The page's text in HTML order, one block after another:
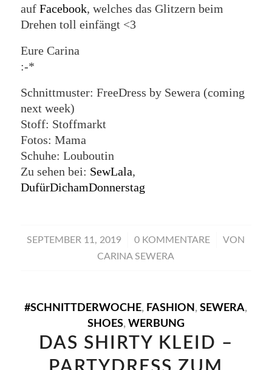
auf Facebook, welches das Glitzern beim
Drehen toll einfängt <3
Eure Carina
:-*
Schnittmuster: FreeDress by Sewera (coming
next week)
Stoff: Stoffmarkt
Fotos: Mama
Schuhe: Louboutin
Zu sehen bei: SewLala,
DufürDichamDonnerstag
SEPTEMBER 11, 2019
/ 0 KOMMENTARE
/
VON
CARINA SEWERA
#SCHNITTDERWOCHE, FASHION ,SEWERA,
SHOES, WERBUNG
DAS SHIRTY KLEID –